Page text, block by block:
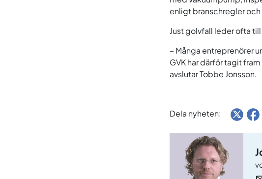
enligt branschregler
Just golvfall leder ofta
– Många entreprenörer
GVK har därför tagit
avslutar Tobbe Jonsson.
Dela nyheten: